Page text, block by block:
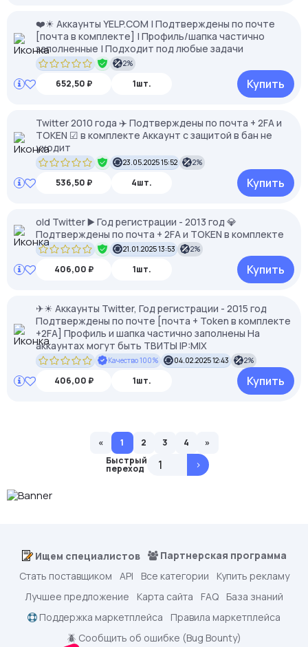
❤️☀ Аккаунты YELP.COM | Подтверждены по почте
[почта в комплекте] | Профиль/шапка частично
заполненные | Подходит под любые задачи
2%
652,50 ₽ 1шт. Купить
Twitter 2010 года ✈️ Подтверждены по почта + 2FA и
TOKEN ☑ в комплекте Аккаунт с защитой в бан не
уходит
23.05.2025 15:52 2%
536,50 ₽ 4шт. Купить
old Twitter ▶️ Год регистрации - 2013 год 💎
Подтверждены по почта + 2FA и TOKEN в комплекте
21.01.2025 13:53 2%
406,00 ₽ 1шт. Купить
✈☀ Аккаунты Twitter, Год регистрации - 2015 год
Подтверждены по почте [почта + Token в комплекте
+2FA] Профиль и шапка частично заполнены На
аккаунтах могут быть ТВИТЫ IP:MIX
Качество 100% 04.02.2025 12:43 2%
406,00 ₽ 1шт. Купить
« 1 2 3 4
»
Быстрый
переход >
Ищем специалистов
Партнерская программа
Стать поставщиком
API Все категории
Купить рекламу
Лучшее предложение
Карта сайта FAQ
База знаний
Поддержка маркетплейса
Правила маркетплейса
🪲 Сообщить об ошибке (Bug Bounty)